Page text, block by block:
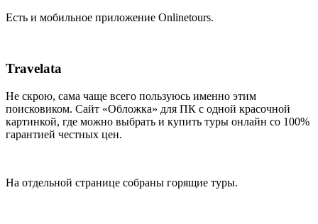
Есть и мобильное приложение Onlinetours.
Travelata
Не скрою, сама чаще всего пользуюсь именно этим
поисковиком. Сайт «Обложка» для ПК с одной красочной
картинкой, где можно выбрать и купить туры онлайн со 100%
гарантией честных цен.
На отдельной странице собраны горящие туры.